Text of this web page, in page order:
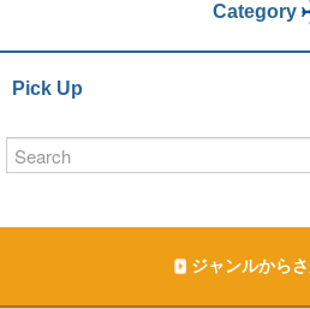
Category
Pick Up
ジャンルから